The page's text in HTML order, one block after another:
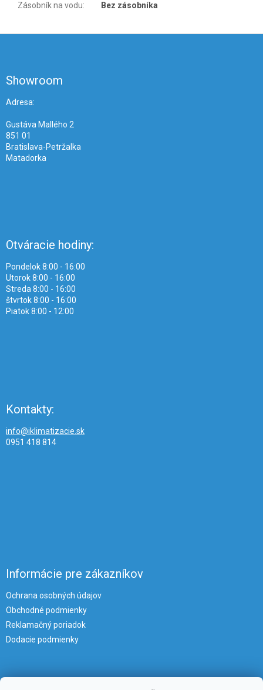
Zásobník na vodu: Bez zásobníka
Showroom
Adresa:
Gustáva Mallého 2
851 01
Bratislava-Petržalka
Matadorka
Otváracie hodiny:
Pondelok 8:00 - 16:00
Utorok 8:00 - 16:00
Streda 8:00 - 16:00
štvrtok 8:00 - 16:00
Piatok 8:00 - 12:00
Kontakty:
info@iklimatizacie.sk
0951 418 814
Informácie pre zákazníkov
Ochrana osobných údajov
Obchodné podmienky
Reklamačný poriadok
Dodacie podmienky